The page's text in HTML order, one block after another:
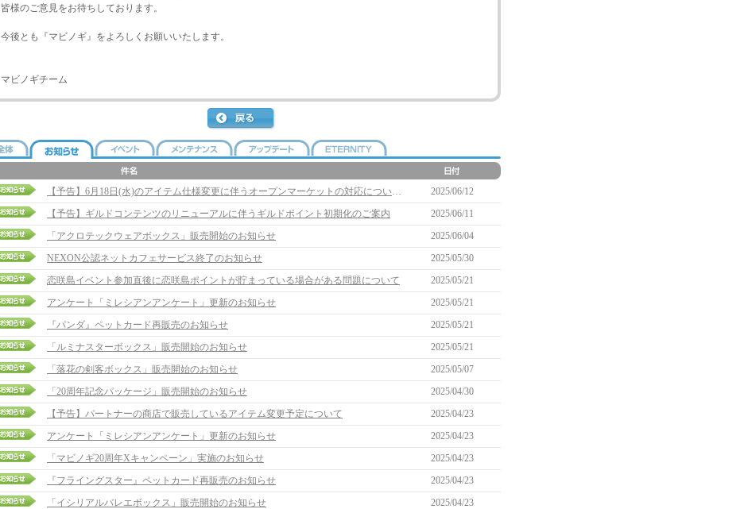
皆様のご意見をお待ちしております。
今後とも『マビノギ』をよろしくお願いいたします。
マビノギチーム
【予告】6月18日(水)のアイテム仕様変更に伴うオープンマーケットの対応について(6/13 11:15追記)
2025/06/12
【予告】ギルドコンテンツのリニューアルに伴うギルドポイント初期化のご案内
2025/06/11
「アクロテックウェアボックス」販売開始のお知らせ
2025/06/04
NEXON公認ネットカフェサービス終了のお知らせ
2025/05/30
恋咲島イベント参加直後に恋咲島ポイントが貯まっている場合がある問題について
2025/05/21
アンケート「ミレシアンアンケート」更新のお知らせ
2025/05/21
『パンダ』ペットカード再販売のお知らせ
2025/05/21
「ルミナスターボックス」販売開始のお知らせ
2025/05/21
「落花の剣客ボックス」販売開始のお知らせ
2025/05/07
「20周年記念パッケージ」販売開始のお知らせ
2025/04/30
【予告】パートナーの商店で販売しているアイテム変更予定について
2025/04/23
アンケート「ミレシアンアンケート」更新のお知らせ
2025/04/23
「マビノギ20周年Xキャンペーン」実施のお知らせ
2025/04/23
『フライングスター』ペットカード再販売のお知らせ
2025/04/23
「イシリアルバレエボックス」販売開始のお知らせ
2025/04/23